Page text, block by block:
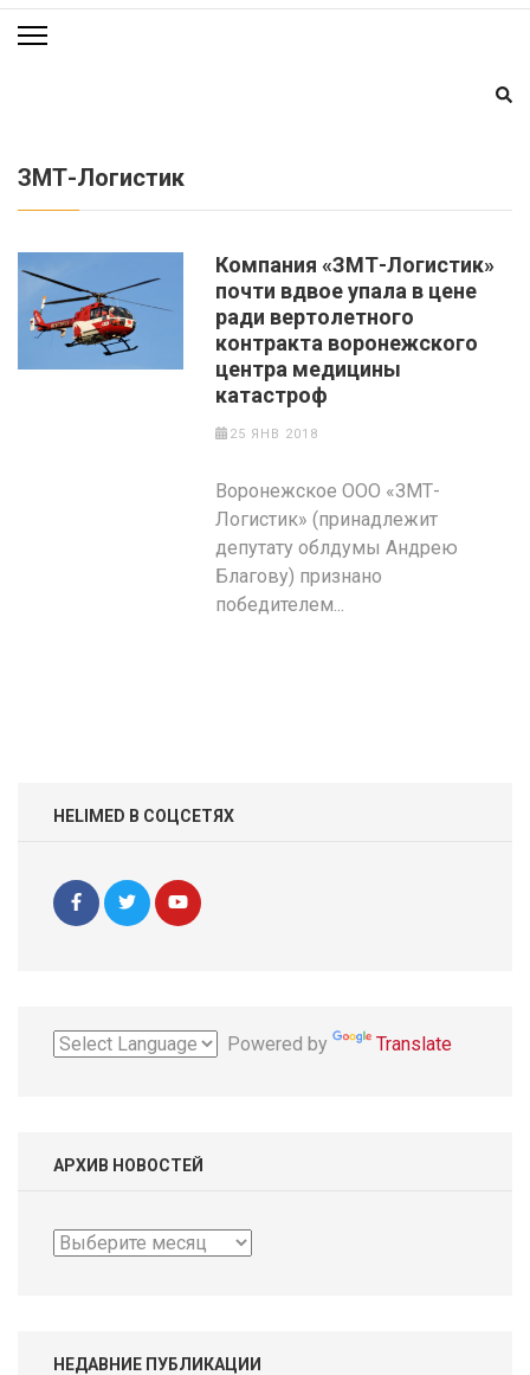
ЗМТ-Логистик
Компания «ЗМТ-Логистик»
почти вдвое упала в цене
ради вертолетного
контракта воронежского
центра медицины
катастроф
25 ЯНВ 2018
Воронежское ООО «ЗМТ-
Логистик» (принадлежит
депутату облдумы Андрею
Благову) признано
победителем...
HELIMED В СОЦСЕТЯХ
Powered by Translate
АРХИВ НОВОСТЕЙ
Архив
НЕДАВНИЕ ПУБЛИКАЦИИ